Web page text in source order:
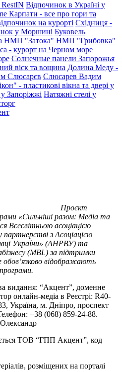
RestIN Відпочинок в Україні у
Карпати - все про гори та
на курорті Східниця -
у Моршині Буковель
НМП "Затока" НМП "Грибовка"
- курорт на Черном море
Солнечные панели Запорожья
віск та вощина Долина Меду -
Слюсарєв Слюсарев Вадим
- пластикові вікна та двері у
Запоріжжі Натяжні стелі у
Проєкт
«Сильніші разом: Медіа та
Всесвітньою асоціацією
партнерстві з Асоціацією
України» (АНРВУ) та
(MBL) за підтримки
обов’язково відображають
видання: “Акцент”, доменне
онлайн-медіа в Реєстрі: R40-
Україна, м. Дніпро, проспект
+38 (068) 859-24-88.
ТОВ “ГПП Акцент”, код
розміщених на порталі